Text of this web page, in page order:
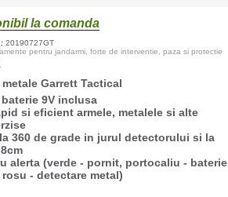
la comanda
: 20190727GT
pentru jandarmi, forte de interventie, paza si protectie
Garrett Tactical
9V inclusa
si eficient armele, metalele si alte
360 de grade in jurul detectorului si la
alerta (verde - pornit, portocaliu - baterie
- detectare metal)